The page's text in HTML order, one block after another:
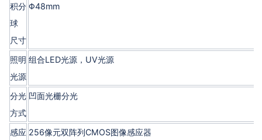
积分
球
尺寸
Φ48mm
照明
光源
组合LED光源，UV光源
分光
方式
凹面光栅分光
感应 256像元双阵列CMOS图像感应器